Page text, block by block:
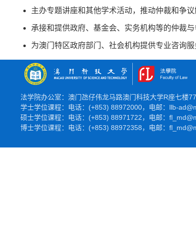
主办专题讲座和其他学术活动，推动仲裁和争议
承接和提供政府、基金会、实务机构等的仲裁与
为澳门特区政府部门、社会机构提供专业咨询服
法学院办公室：澳门氹仔伟龙马路澳门科技大学R座七楼
学士学位课程：电话：(+853) 88972000，电邮：llb-
硕士学位课程： 电话：(+853) 88971722， 电邮：
博士学位课程： 电话：(+853) 88972358， 电邮：